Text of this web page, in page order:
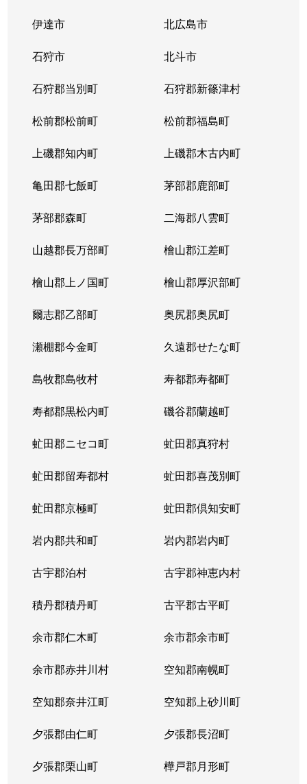
伊達市 北広島市
石狩市 北斗市
石狩郡当別町 石狩郡新篠津村
松前郡松前町 松前郡福島町
上磯郡知内町 上磯郡木古内町
亀田郡七飯町 茅部郡鹿部町
茅部郡森町 二海郡八雲町
山越郡長万部町 檜山郡江差町
檜山郡上ノ国町 檜山郡厚沢部町
爾志郡乙部町 奥尻郡奥尻町
瀬棚郡今金町 久遠郡せたな町
島牧郡島牧村 寿都郡寿都町
寿都郡黒松内町 磯谷郡蘭越町
虻田郡ニセコ町 虻田郡真狩村
虻田郡留寿都村 虻田郡喜茂別町
虻田郡京極町 虻田郡倶知安町
岩内郡共和町 岩内郡岩内町
古宇郡泊村 古宇郡神恵内村
積丹郡積丹町 古平郡古平町
余市郡仁木町 余市郡余市町
余市郡赤井川村 空知郡南幌町
空知郡奈井江町 空知郡上砂川町
夕張郡由仁町 夕張郡長沼町
夕張郡栗山町 樺戸郡月形町